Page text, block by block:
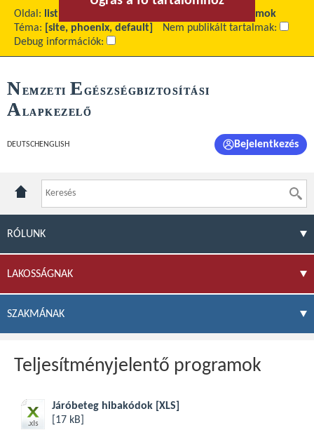
Oldal: list
Teljesítményjelentő programok
Téma:
[site, phoenix, default]
Nem publikált tartalmak:
Debug információk:
NEMZETI E GÉSZSÉGBIZTOSÍTÁSI
ALAPKEZELŐ
DEUTSCH ENGLISH Bejelentkezés
RÓLUNK
LAKOSSÁGNAK
SZAKMÁNAK
Teljesítményjelentő programok
Járóbeteg hibakódok [XLS]
[17 kB]